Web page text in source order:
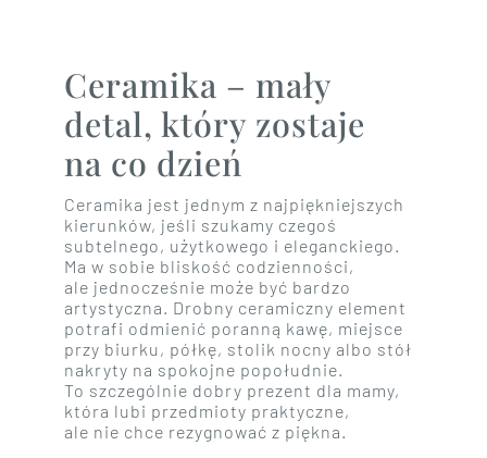
Ceramika – mały
detal, który zostaje
na co dzień
Ceramika jest jednym z najpiękniejszych
kierunków, jeśli szukamy czegoś
subtelnego, użytkowego i eleganckiego.
Ma w sobie bliskość codzienności,
ale jednocześnie może być bardzo
artystyczna. Drobny ceramiczny element
potrafi odmienić poranną kawę, miejsce
przy biurku, półkę, stolik nocny albo stół
nakryty na spokojne popołudnie.
To szczególnie dobry prezent dla mamy,
która lubi przedmioty praktyczne,
ale nie chce rezygnować z piękna.